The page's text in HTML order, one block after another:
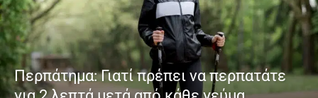
Περπάτημα: Γιατί πρέπει να περπατάτε